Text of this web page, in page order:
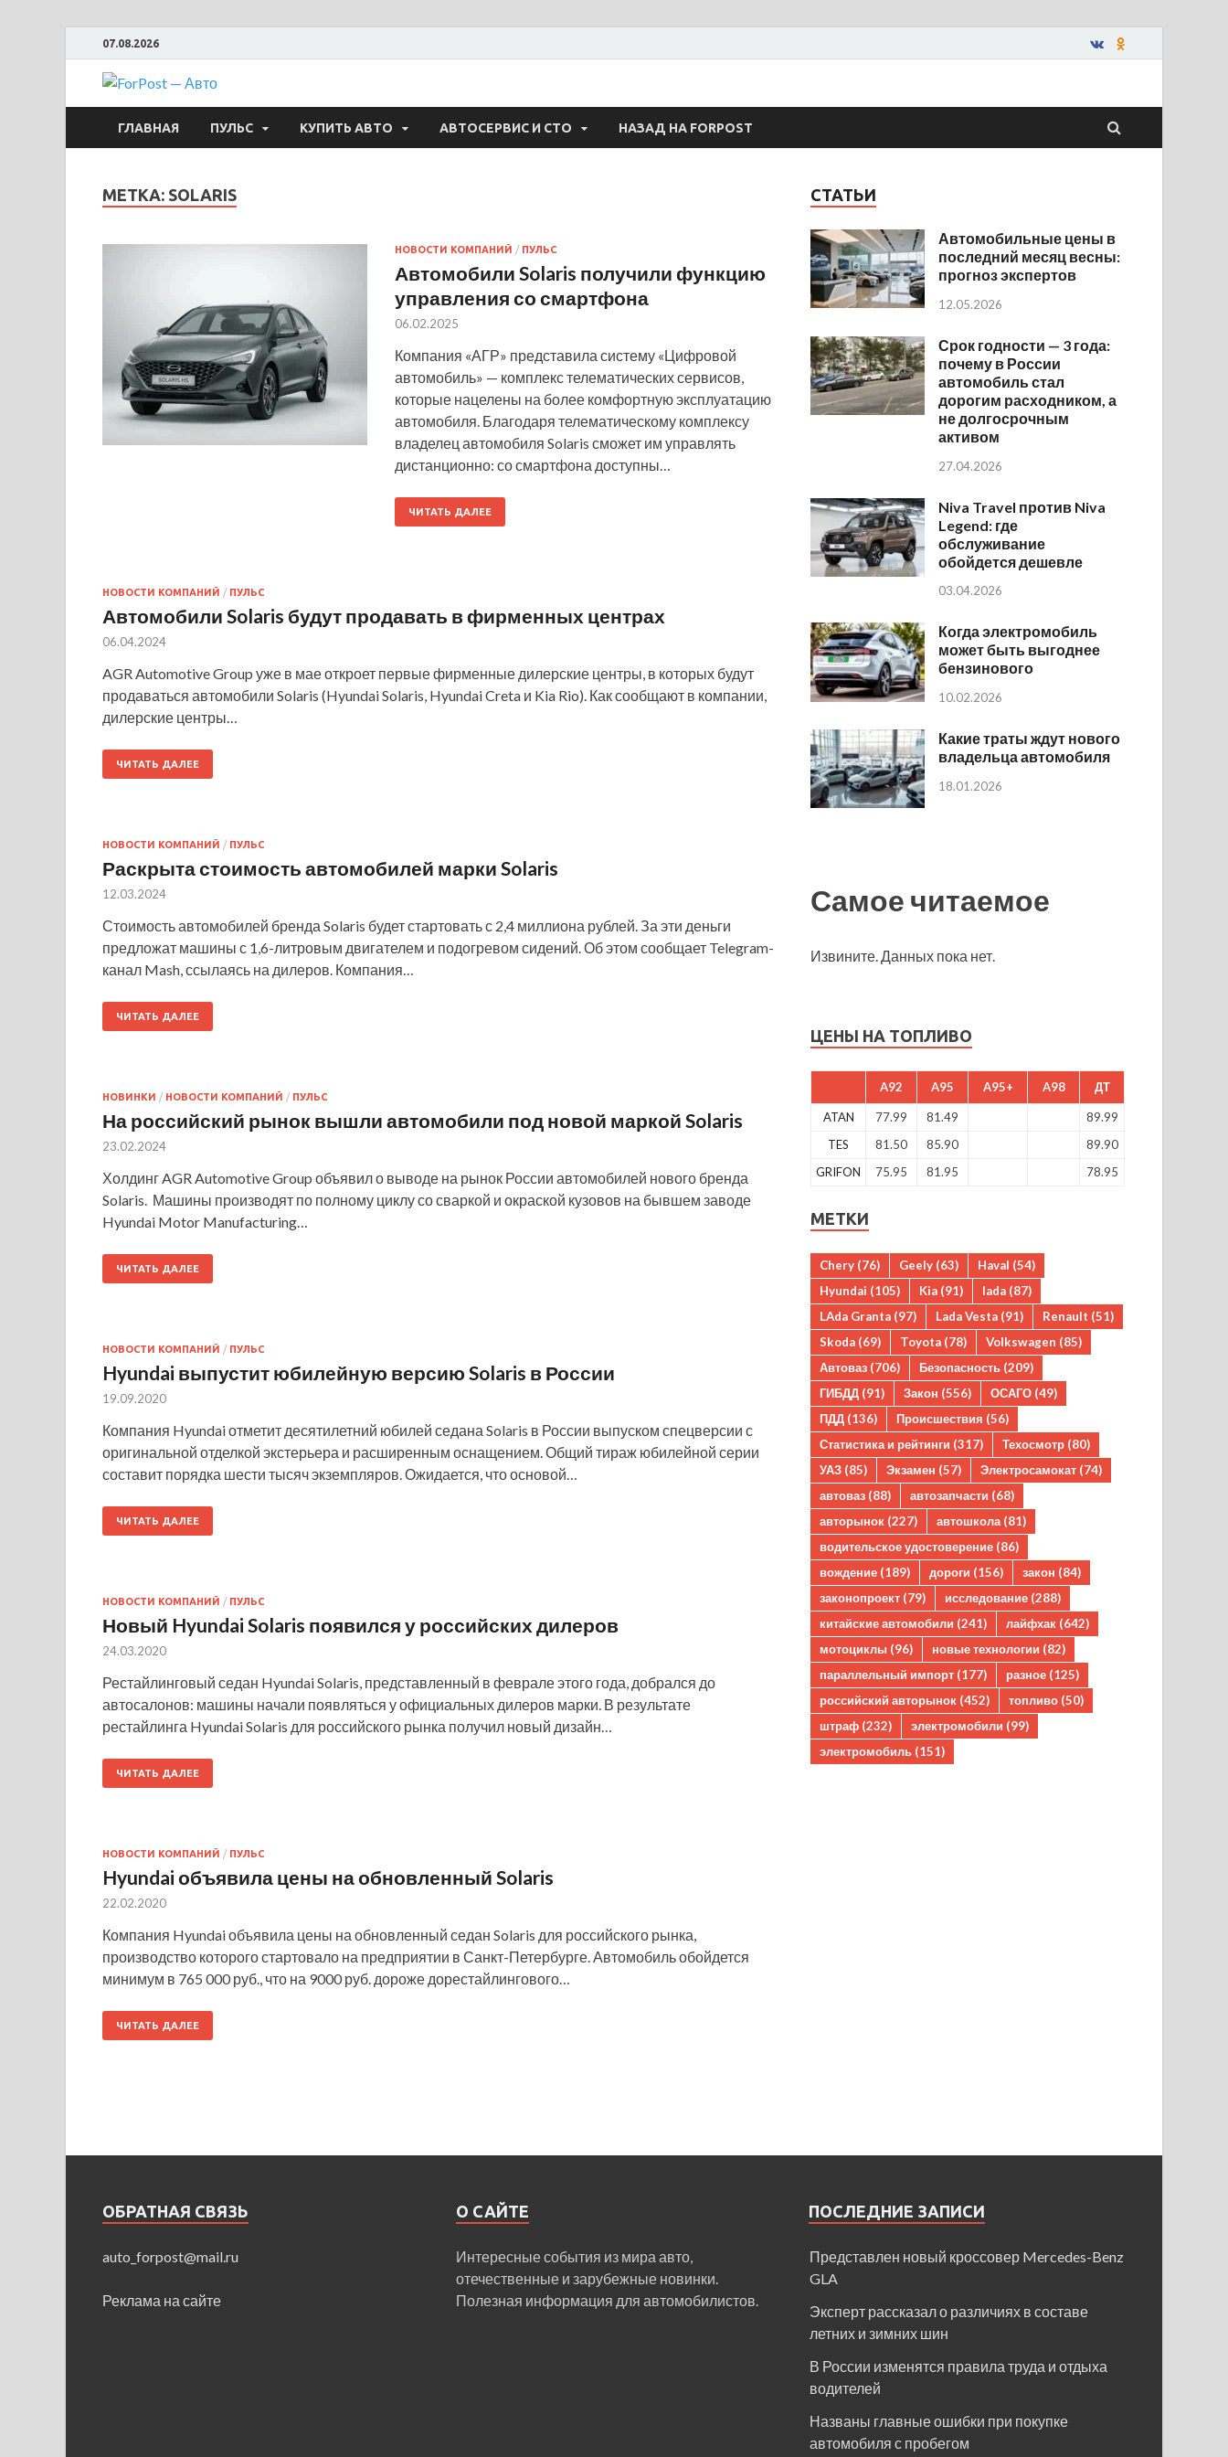
07.08.2026
ForPost — Авто
ГЛАВНАЯ ПУЛЬС КУПИТЬ АВТО АВТОСЕРВИС И СТО НАЗАД НА FORPOST
МЕТКА: SOLARIS
НОВОСТИ КОМПАНИЙ / ПУЛЬС
Автомобили Solaris получили функцию
управления со смартфона
06.02.2025
Компания «АГР» представила систему «Цифровой
автомобиль» — комплекс телематических сервисов,
которые нацелены на более комфортную эксплуатацию
автомобиля. Благодаря телематическому комплексу
владелец автомобиля Solaris сможет им управлять
дистанционно: со смартфона доступны…
ЧИТАТЬ ДАЛЕЕ
НОВОСТИ КОМПАНИЙ / ПУЛЬС
Автомобили Solaris будут продавать в фирменных центрах
06.04.2024
AGR Automotive Group уже в мае откроет первые фирменные дилерские центры, в которых будут
продаваться автомобили Solaris (Hyundai Solaris, Hyundai Creta и Kia Rio). Как сообщают в компании,
дилерские центры…
ЧИТАТЬ ДАЛЕЕ
НОВОСТИ КОМПАНИЙ / ПУЛЬС
Раскрыта стоимость автомобилей марки Solaris
12.03.2024
Стоимость автомобилей бренда Solaris будет стартовать с 2,4 миллиона рублей. За эти деньги
предложат машины с 1,6-литровым двигателем и подогревом сидений. Об этом сообщает Telegram-
канал Mash, ссылаясь на дилеров. Компания…
ЧИТАТЬ ДАЛЕЕ
НОВИНКИ / НОВОСТИ КОМПАНИЙ / ПУЛЬС
На российский рынок вышли автомобили под новой маркой Solaris
23.02.2024
Холдинг AGR Automotive Group объявил о выводе на рынок России автомобилей нового бренда
Solaris. Машины производят по полному циклу со сваркой и окраской кузовов на бывшем заводе
Hyundai Motor Manufacturing…
ЧИТАТЬ ДАЛЕЕ
НОВОСТИ КОМПАНИЙ / ПУЛЬС
Hyundai выпустит юбилейную версию Solaris в России
19.09.2020
Компания Hyundai отметит десятилетний юбилей седана Solaris в России выпуском спецверсии с
оригинальной отделкой экстерьера и расширенным оснащением. Общий тираж юбилейной серии
составит порядка шести тысяч экземпляров. Ожидается, что основой…
ЧИТАТЬ ДАЛЕЕ
НОВОСТИ КОМПАНИЙ / ПУЛЬС
Новый Hyundai Solaris появился у российских дилеров
24.03.2020
Рестайлинговый седан Hyundai Solaris, представленный в феврале этого года, добрался до
автосалонов: машины начали появляться у официальных дилеров марки. В результате
рестайлинга Hyundai Solaris для российского рынка получил новый дизайн…
ЧИТАТЬ ДАЛЕЕ
НОВОСТИ КОМПАНИЙ / ПУЛЬС
Hyundai объявила цены на обновленный Solaris
22.02.2020
Компания Hyundai объявила цены на обновленный седан Solaris для российского рынка,
производство которого стартовало на предприятии в Санкт-Петербурге. Автомобиль обойдется
минимум в 765 000 руб., что на 9000 руб. дороже дорестайлингового…
ЧИТАТЬ ДАЛЕЕ
СТАТЬИ
Автомобильные цены в
последний месяц весны:
прогноз экспертов
12.05.2026
Срок годности — 3 года:
почему в России
автомобиль стал
дорогим расходником, а
не долгосрочным
активом
27.04.2026
Niva Travel против Niva
Legend: где
обслуживание
обойдется дешевле
03.04.2026
Когда электромобиль
может быть выгоднее
бензинового
10.02.2026
Какие траты ждут нового
владельца автомобиля
18.01.2026
Самое читаемое
Извините. Данных пока нет.
ЦЕНЫ НА ТОПЛИВО
A92 A95 A95+ A98 ДТ
ATAN 77.99 81.49
89.99
TES
81.50 85.90
89.90
GRIFON
75.95 81.95 78.95
МЕТКИ
Chery (76) Geely (63) Haval (54)
Hyundai (105) Kia (91) lada (87)
LAda Granta (97) Lada Vesta (91) Renault (51)
Skoda (69) Toyota (78) Volkswagen (85)
Автоваз (706) Безопасность (209)
ГИБДД (91) Закон (556) ОСАГО (49)
ПДД (136) Происшествия (56)
Статистика и рейтинги (317) Техосмотр (80)
УАЗ (85) Экзамен (57) Электросамокат (74)
автоваз (88) автозапчасти (68)
авторынок (227) автошкола (81)
водительское удостоверение (86)
вождение (189) дороги (156) закон (84)
законопроект (79) исследование (288)
китайские автомобили (241) лайфхак (642)
мотоциклы (96) новые технологии (82)
параллельный импорт (177) разное (125)
российский авторынок (452) топливо (50)
штраф (232) электромобили (99)
электромобиль (151)
ОБРАТНАЯ СВЯЗЬ
auto_forpost@mail.ru
Реклама на сайте
О САЙТЕ
Интересные события из мира авто,
отечественные и зарубежные новинки.
Полезная информация для автомобилистов.
ПОСЛЕДНИЕ ЗАПИСИ
Представлен новый кроссовер Mercedes-Benz
GLA
Эксперт рассказал о различиях в составе
летних и зимних шин
В России изменятся правила труда и отдыха
водителей
Названы главные ошибки при покупке
автомобиля с пробегом